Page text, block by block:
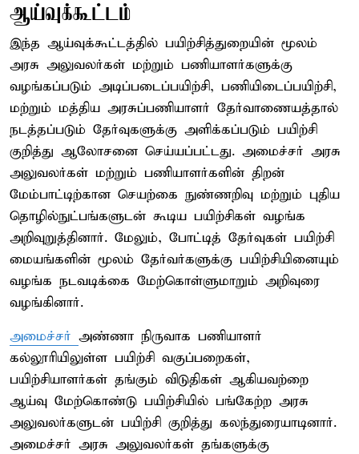
ஆய்வுக்கூட்டம்
இந்த ஆய்வுக்கூட்டத்தில் பயிற்சித்துறையின் மூலம்
அரசு அலுவலர்கள் மற்றும் பணியாளர்களுக்கு
வழங்கப்படும் அடிப்படைப்பயிற்சி, பணியிடைப்பயிற்சி,
மற்றும் மத்திய அரசுப்பணியாளர் தேர்வாணையத்தால்
நடத்தப்படும் தேர்வுகளுக்கு அளிக்கப்படும் பயிற்சி
குறித்து ஆலோசனை செய்யப்பட்டது. அமைச்சர் அரசு
அலுவலர்கள் மற்றும் பணியாளர்களின் திறன்
மேம்பாட்டிற்கான செயற்கை நுண்ணறிவு மற்றும் புதிய
தொழில்நுட்பங்களுடன் கூடிய பயிற்சிகள் வழங்க
அறிவுறுத்தினார். மேலும், போட்டித் தேர்வுகள் பயிற்சி
மையங்களின் மூலம் தேர்வர்களுக்கு பயிற்சியினையும்
வழங்க நடவடிக்கை மேற்கொள்ளுமாறும் அறிவுரை
வழங்கினார்.
அமைச்சர் அண்ணா நிருவாக பணியாளர்
கல்லூரியிலுள்ள பயிற்சி வகுப்பறைகள்,
பயிற்சியாளர்கள் தங்கும் விடுதிகள் ஆகியவற்றை
ஆய்வு மேற்கொண்டு பயிற்சியில் பங்கேற்ற அரசு
அலுவலர்களுடன் பயிற்சி குறித்து கலந்துரையாடினார்.
அமைச்சர் அரசு அலுவலர்கள் தங்களுக்கு